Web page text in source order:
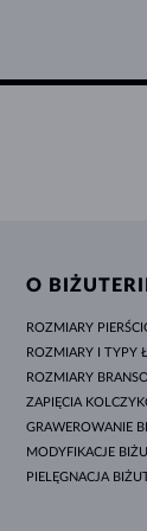
O BIŻUTERII
ROZMIARY
ROZMIARY I TYPY
ROZMIARY
ZAPIĘCIA
GRAWEROWANIE
MODYFIKACJE
PIELĘGNACJA